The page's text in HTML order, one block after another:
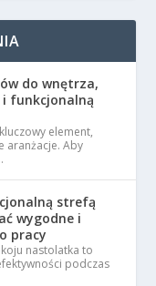
do wnętrza,
funkcjonalną
element,
aranżacje. Aby
strefą
wygodne i
pracy
nastolatka to
podczas